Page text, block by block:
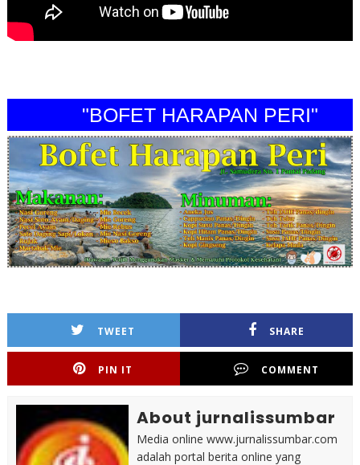
"BOFET HARAPAN PERI"
TWEET SHARE
PIN IT COMMENT
About jurnalissumbar
Media online www.jurnalissumbar.com
adalah portal berita online yang